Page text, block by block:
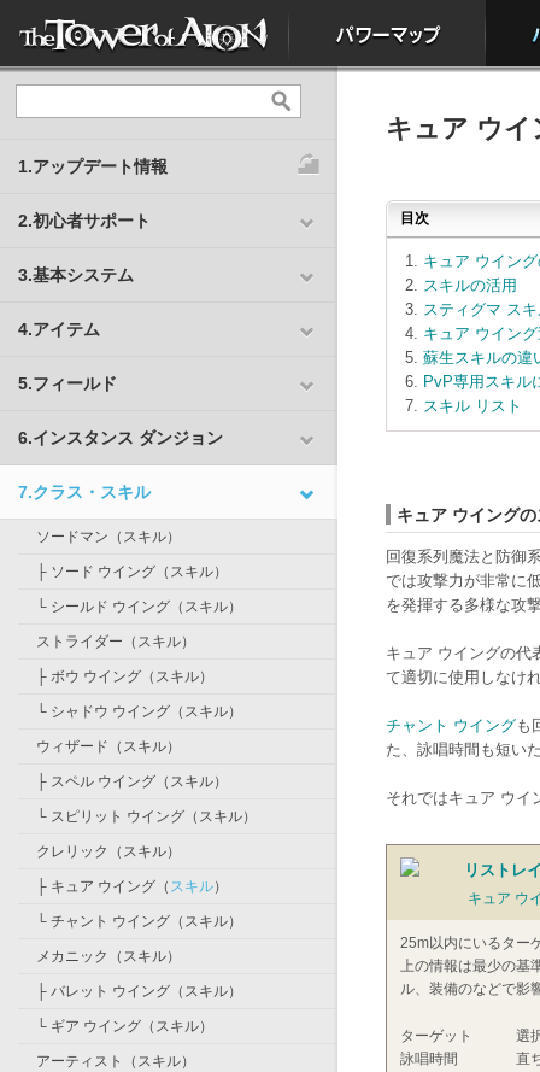
1.アップデート情報
2.初心者サポート
3.基本システム
4.アイテム
5.フィールド
6.インスタンス ダンジョン
7.クラス・スキル
ソードマン （ スキル）
├ ソード ウイング （ スキル）
└ シールド ウイング （ スキル）
ストライダー （ スキル）
├ ボウ ウイング （ スキル）
└ シャドウ ウイング （ スキル）
ウィザード （ スキル）
├ スペル ウイング （ スキル）
└ スピリット ウイング （ スキル）
クレリック （ スキル）
├ キュア ウイング （ スキル）
└ チャント ウイング （ スキル）
メカニック （ スキル）
├ バレット ウイング （ スキル）
└ ギア ウイング （ スキル）
アーティスト （ スキル）
キュア ウ
目次
キュア ウイン
スキルの活用
スティグマ ス
キュア ウイン
蘇生スキルの違
PvP専用スキル
スキル リスト
キュア ウイング
回復系列魔法と防御
では攻撃力が非常に
を発揮する多様な攻
キュア ウイングの代
て適切に使用しなけ
チャント ウイングも
た、詠唱時間も短い
それではキュア ウイ
リストレ
キュア ウ
25m以内にいるター
上の情報は最少の基
ル、装備のなどで影
ターゲット
選
詠唱時間
直